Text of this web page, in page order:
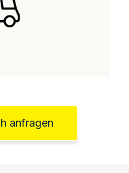
anfragen